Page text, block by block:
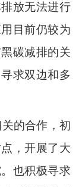
放无法进行
目前仍较为
碳减排的关
求双边和多
的合作，初
，开展了大
也积极寻求